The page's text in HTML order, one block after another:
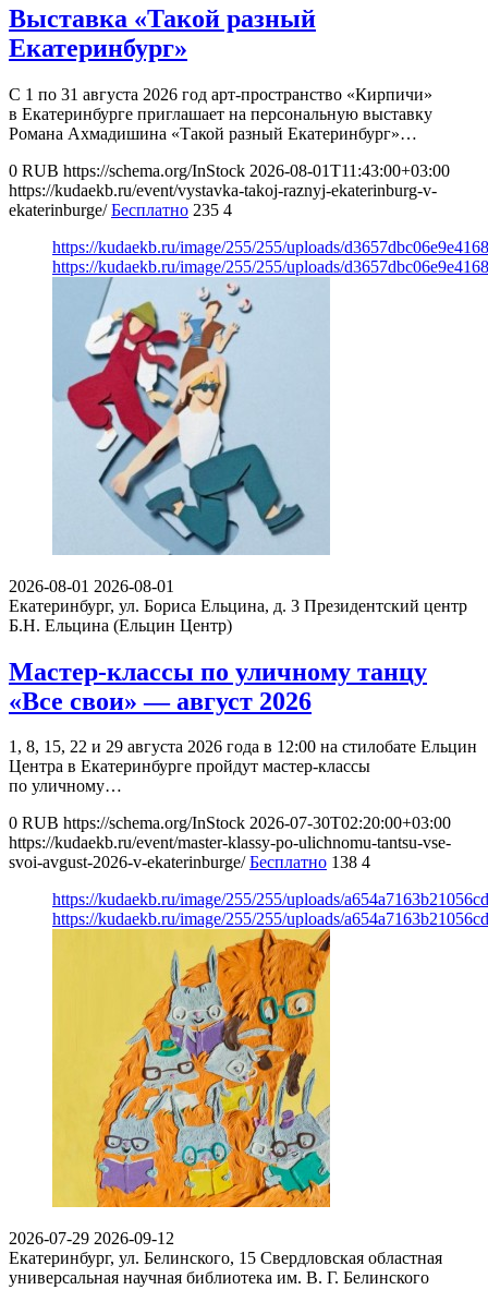
Выставка «Такой разный
Екатеринбург»
С 1 по 31 августа 2026 год арт-пространство «Кирпичи»
в Екатеринбурге приглашает на персональную выставку
Романа Ахмадишина «Такой разный Екатеринбург»…
0 RUB https://schema.org/InStock 2026-08-01T11:43:00+03:00
https://kudaekb.ru/event/vystavka-takoj-raznyj-ekaterinburg-v-
ekaterinburge/ Бесплатно 235 4
https://kudaekb.ru/image/255/255/uploads/
https://kudaekb.ru/image/255/255/uploads/
2026-08-01 2026-08-01
Екатеринбург, ул. Бориса Ельцина, д. 3 Президентский центр
Б.Н. Ельцина (Ельцин Центр)
Мастер-классы по уличному танцу
«Все свои» — август 2026
1, 8, 15, 22 и 29 августа 2026 года в 12:00 на стилобате Ельцин
Центра в Екатеринбурге пройдут мастер-классы
по уличному…
0 RUB https://schema.org/InStock 2026-07-30T02:20:00+03:00
https://kudaekb.ru/event/master-klassy-po-ulichnomu-tantsu-vse-
svoi-avgust-2026-v-ekaterinburge/ Бесплатно 138 4
https://kudaekb.ru/image/255/255/uploads/
https://kudaekb.ru/image/255/255/uploads/
2026-07-29 2026-09-12
Екатеринбург, ул. Белинского, 15 Свердловская областная
универсальная научная библиотека им. В. Г. Белинского